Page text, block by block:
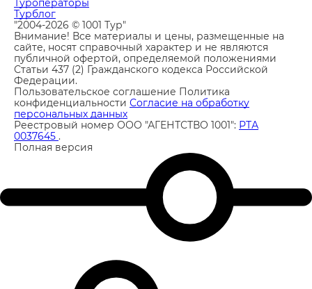
Турблог
"2004-2026 © 1001 Тур"
Внимание! Все материалы и цены, размещенные на
сайте, носят справочный характер и не являются
публичной офертой, определяемой положениями
Статьи 437 (2) Гражданского кодекса Российской
Федерации.
Пользовательское соглашение Политика
конфиденциальности Согласие на обработку
персональных данных
Реестровый номер ООО "АГЕНТСТВО 1001": РТА
0037645 .
Полная версия